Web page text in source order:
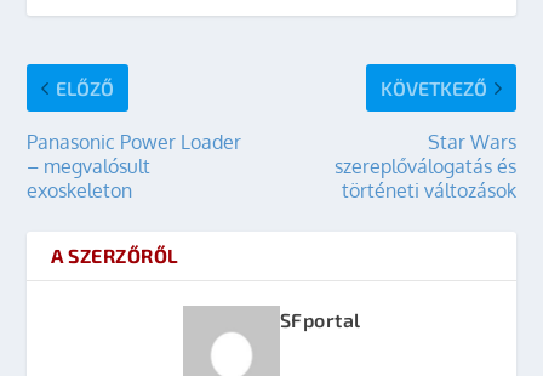
ELŐZŐ
Panasonic Power Loader
– megvalósult
exoskeleton
KÖVETKEZŐ
Star Wars
szereplőválogatás és
történeti változások
A SZERZŐRŐL
SFportal